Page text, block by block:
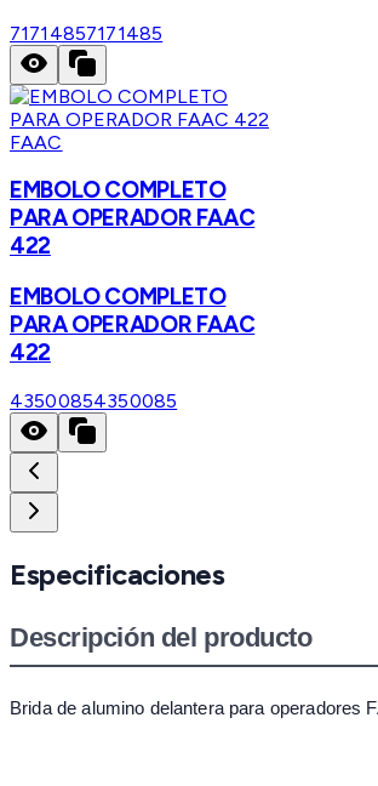
71714857171485
FAAC
EMBOLO COMPLETO
PARA OPERADOR FAAC
422
EMBOLO COMPLETO
PARA OPERADOR FAAC
422
43500854350085
Especificaciones
Descripción del producto
Brida de alumino delantera para operadores